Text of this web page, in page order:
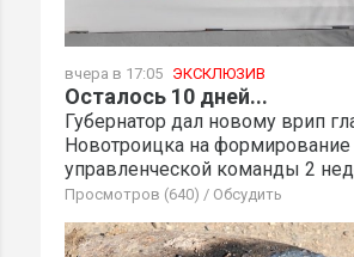
вчера в 17:05 ЭКСКЛЮЗИВ
Осталось 10 дней...
Губернатор дал новому врип
Новотроицка на формирование
управленческой команды 2
Просмотров (640) / Обсудить